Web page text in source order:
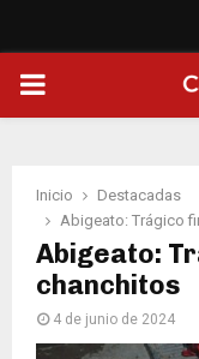
PRIMARY
Inicio
Destacadas
Abigeato: Trágico
Abigeato:
chanchitos
4 de junio de 2024